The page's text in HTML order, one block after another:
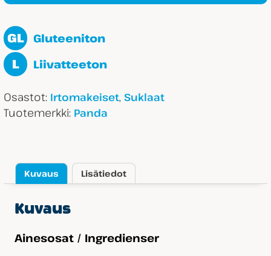
GL Gluteeniton
L Liivatteeton
Osastot: Irtomakeiset, Suklaat
Tuotemerkki: Panda
Kuvaus Lisätiedot
Kuvaus
Ainesosat / Ingredienser